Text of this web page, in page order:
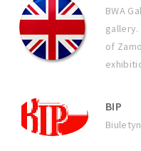
BWA
of
BIP